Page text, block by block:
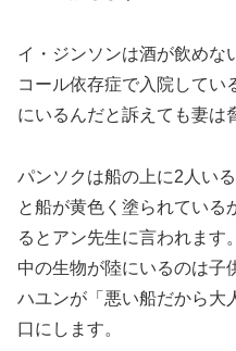
イ・ジンソンは酒が飲めな
コール依存症で入院してい
にいるんだと訴えても妻は
パンソクは船の上に2人い
と船が黄色く塗られている
るとアン先生に言われます
中の生物が陸にいるのは子
ハユンが「悪い船だから大
口にします。